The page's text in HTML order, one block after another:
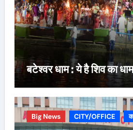
बटेश्वर धाम : ये है शिव का धाम
Big News CITY/OFFICE